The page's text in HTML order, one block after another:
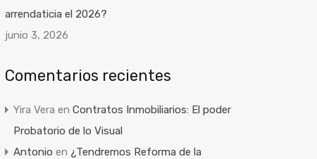
arrendaticia el 2026?
junio 3, 2026
Comentarios recientes
Yira Vera en Contratos Inmobiliarios: El poder
Probatorio de lo Visual
Antonio en ¿Tendremos Reforma de la